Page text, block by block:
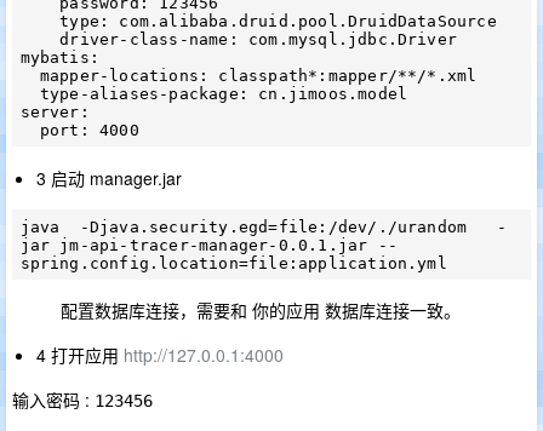
    type: com.alibaba.druid.pool.DruidDataSource
    driver-class-name: com.mysql.jdbc.Driver
mybatis:
server:
3 启动 manager.jar
java  -Djava.security.egd=file:/dev/./urandom   -
jar jm-api-tracer-manager-0.0.1.jar --
配置数据库连接，需要和 你的应用 数据库连接一致。
4 打开应用 http://127.0.0.1:4000
输入密码 : 123456